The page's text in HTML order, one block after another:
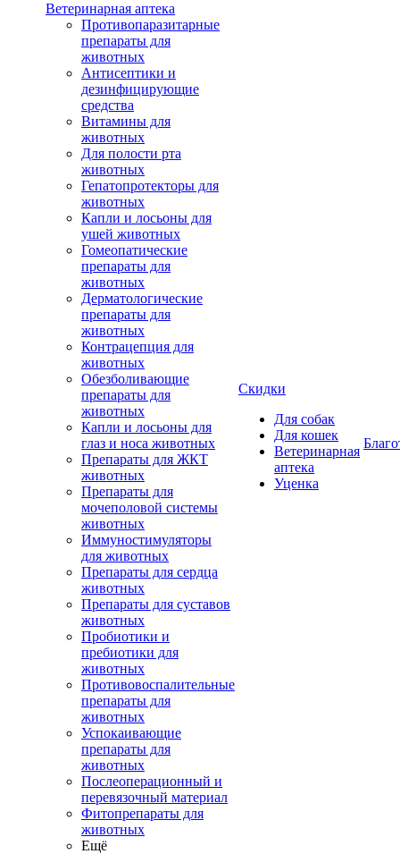
Ветеринарная аптека
Противопаразитарные
препараты для
животных
Антисептики и
дезинфицирующие
средства
Витамины для
животных
Для полости рта
животных
Гепатопротекторы для
животных
Капли и лосьоны для
ушей животных
Гомеопатические
препараты для
животных
Дерматологические
препараты для
животных
Контрацепция для
животных
Обезболивающие
препараты для
животных
Капли и лосьоны для
глаз и носа животных
Препараты для ЖКТ
животных
Препараты для
мочеполовой системы
животных
Иммуностимуляторы
для животных
Препараты для сердца
животных
Препараты для суставов
животных
Пробиотики и
пребиотики для
животных
Противовоспалительные
препараты для
животных
Успокаивающие
препараты для
животных
Послеоперационный и
перевязочный материал
Фитопрепараты для
животных
Ещё
Скидки
Для собак
Для кошек
Ветеринарная
аптека
Уценка